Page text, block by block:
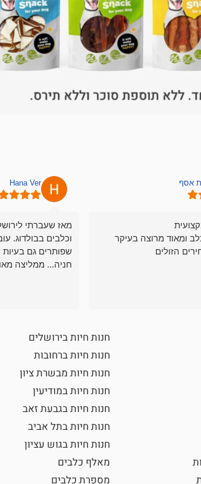
אסף
ומאוד מרוצה בעיקר
הזולים
Hana Ver
מאז שעברתי
וכלבים בבולדוג.
שפותרים גם בעיות
חניה... ממליצה
חנות חיות בירושלים
חנות חיות ברחובות
חנות חיות מבשרת ציון
חנות חיות במודיעין
חנות חיות בגבעת זאב
חנות חיות בתל אביב
חנות חיות בגוש עציון
מאלף כלבים
מספרת כלבים